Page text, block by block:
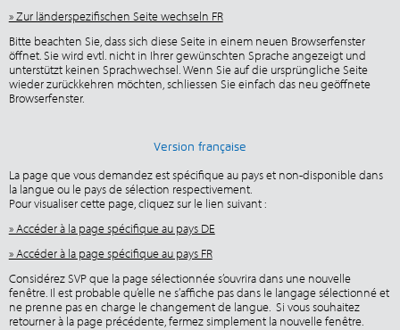
» Zur länderspezifischen Seite wechseln FR
Bitte beachten Sie, dass sich diese Seite in einem neuen Browserfenster
öffnet. Sie wird evtl. nicht in Ihrer gewünschten Sprache angezeigt und
unterstützt keinen Sprachwechsel. Wenn Sie auf die ursprüngliche Seite
wieder zurückkehren möchten, schliessen Sie einfach das neu geöffnete
Browserfenster.
Version française
La page que vous demandez est spécifique au pays et non-disponible dans
la langue ou le pays de sélection respectivement.
Pour visualiser cette page, cliquez sur le lien suivant :
» Accéder à la page spécifique au pays DE
» Accéder à la page spécifique au pays FR
Considérez SVP que la page sélectionnée s’ouvrira dans une nouvelle
fenêtre. Il est probable qu’elle ne s’affiche pas dans le langage sélectionné et
ne prenne pas en charge le changement de langue. Si vous souhaitez
retourner à la page précédente, fermez simplement la nouvelle fenêtre.